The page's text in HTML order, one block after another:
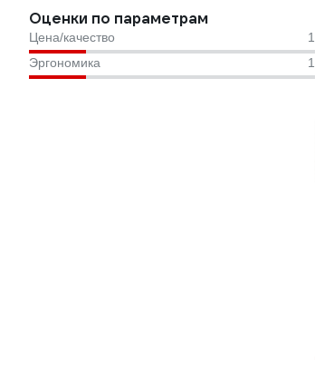
Оценки по параметрам
Цена/качество
1
Эргономика
1